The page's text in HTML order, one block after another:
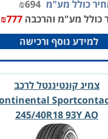
כולל מע"מ ₪694
כולל מע"מ והרכבה
₪777
למידע נוסף ורכישה
צמיג קונטיננטל לרכב
Continental
245/40R18 93Y AO